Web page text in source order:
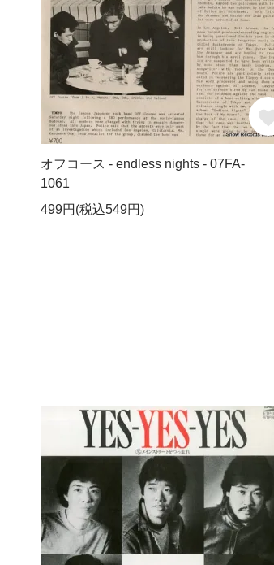
オフコース - endless nights - 07FA-
1061
499円(税込549円)